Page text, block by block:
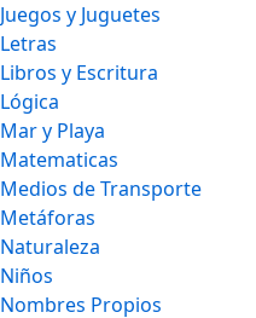
Juegos y Juguetes
Letras
Libros y Escritura
Lógica
Mar y Playa
Matematicas
Medios de Transporte
Metáforas
Naturaleza
Niños
Nombres Propios